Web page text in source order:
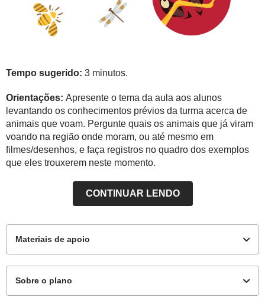
Tempo sugerido: 3 minutos.
Orientações: Apresente o tema da aula aos alunos
levantando os conhecimentos prévios da turma acerca de
animais que voam. Pergunte quais os animais que já viram
voando na região onde moram, ou até mesmo em
filmes/desenhos, e faça registros no quadro dos exemplos
que eles trouxerem neste momento.
CONTINUAR LENDO
Materiais de apoio
Sobre o plano